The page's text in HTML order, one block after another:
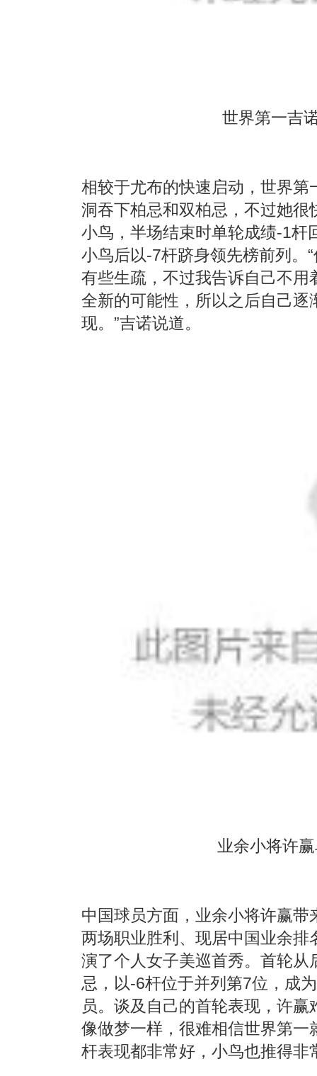
世界第一吉
相较于尤布的快速启动，世界
洞吞下柏忌和双柏忌，不过她
小鸟，半场结束时单轮成绩-1杆
小鸟后以-7杆跻身领先榜前列。
有些生疏，不过我告诉自己不
全新的可能性，所以之后自己
现。”吉诺说道。
业余小将许
中国球员方面，业余小将许赢
两场职业胜利、现居中国业余
演了个人女子美巡首秀。首轮
忌，以-6杆位于并列第7位，成
员。谈及自己的首轮表现，许
像做梦一样，很难相信世界第
杆表现都非常好，小鸟也推得非